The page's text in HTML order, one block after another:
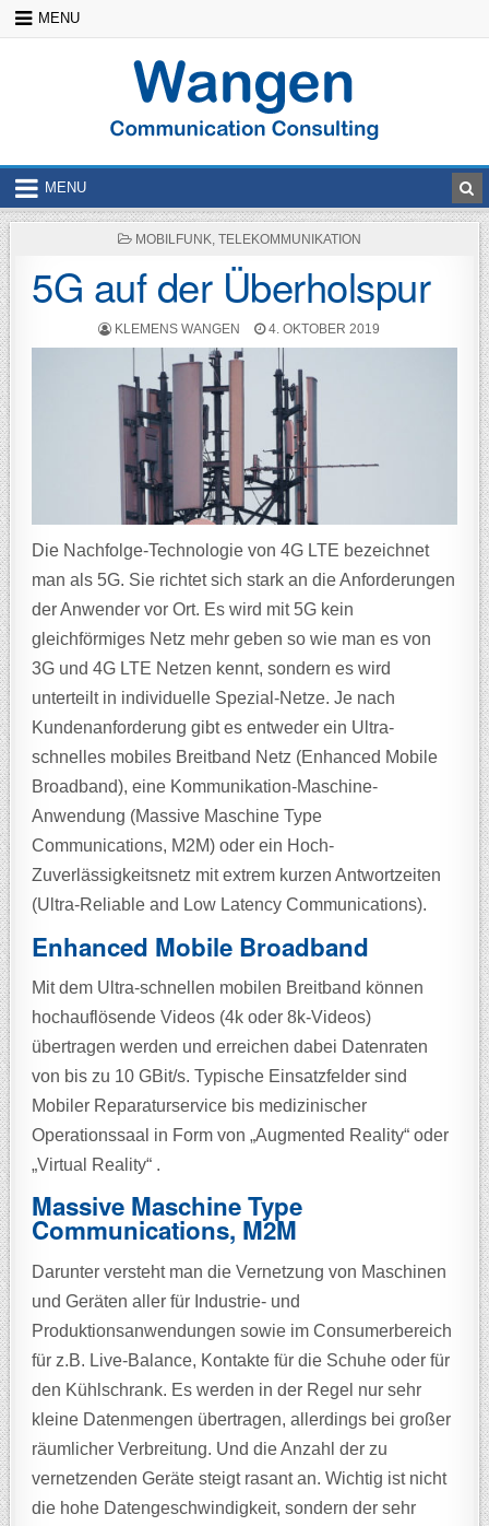
Skip
to
MENU
MENU
POSTED
MOBILFUNK, TELEKOMMUNIKATION
5G auf der Überholspur
POSTED
KLEMENS WANGEN
POSTED
4. OKTOBER 2019
Die Nachfolge-Technologie von 4G LTE bezeichnet
man als 5G. Sie richtet sich stark an die Anforderungen
der Anwender vor Ort. Es wird mit 5G kein
gleichförmiges Netz mehr geben so wie man es von
3G und 4G LTE Netzen kennt, sondern es wird
unterteilt in individuelle Spezial-Netze. Je nach
Kundenanforderung gibt es entweder ein Ultra-
schnelles mobiles Breitband Netz (Enhanced Mobile
Broadband), eine Kommunikation-Maschine-
Anwendung (Massive Maschine Type
Communications, M2M) oder ein Hoch-
Zuverlässigkeitsnetz mit extrem kurzen Antwortzeiten
(Ultra-Reliable and Low Latency Communications).
Enhanced Mobile Broadband
Mit dem Ultra-schnellen mobilen Breitband können
hochauflösende Videos (4k oder 8k-Videos)
übertragen werden und erreichen dabei Datenraten
von bis zu 10 GBit/s. Typische Einsatzfelder sind
Mobiler Reparaturservice bis medizinischer
Operationssaal in Form von „Augmented Reality“ oder
„Virtual Reality“ .
Massive Maschine Type
Communications, M2M
Darunter versteht man die Vernetzung von Maschinen
und Geräten aller für Industrie- und
Produktionsanwendungen sowie im Consumerbereich
für z.B. Live-Balance, Kontakte für die Schuhe oder für
den Kühlschrank. Es werden in der Regel nur sehr
kleine Datenmengen übertragen, allerdings bei großer
räumlicher Verbreitung. Und die Anzahl der zu
vernetzenden Geräte steigt rasant an. Wichtig ist nicht
die hohe Datengeschwindigkeit, sondern der sehr